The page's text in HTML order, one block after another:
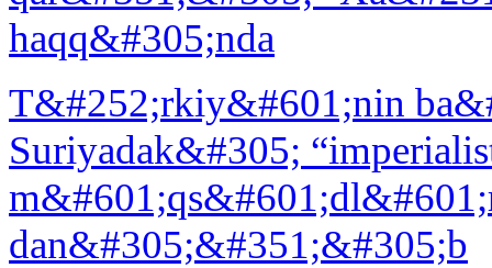
haqq&#305;nda
T&#252;rkiy&#601;nin
Suriyadak&#305;
dan&#305;&#351;&#305;b